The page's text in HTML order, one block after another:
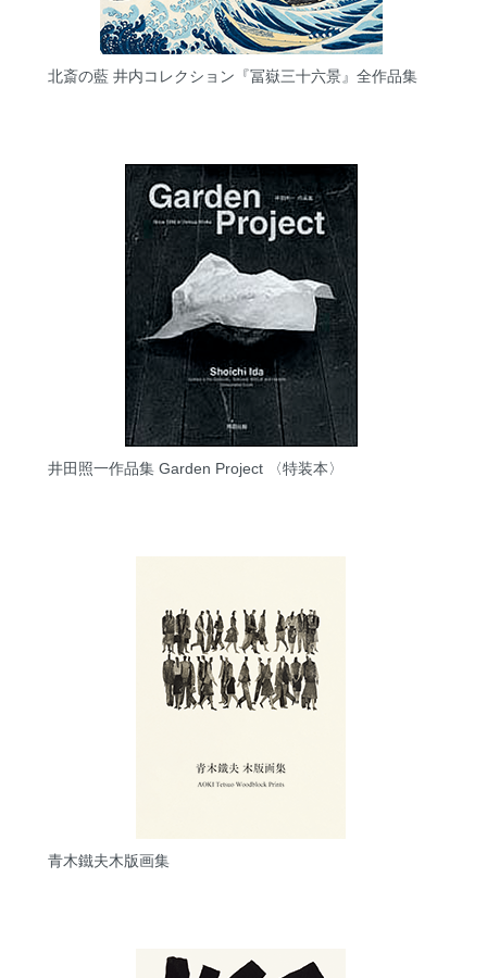
北斎の藍 井内コレクション『冨嶽三十六景』全作品集
井田照一作品集 Garden Project 〈特装本〉
青木鐵夫木版画集